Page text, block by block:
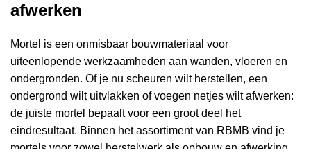
afwerken
Mortel is een onmisbaar bouwmateriaal voor
uiteenlopende werkzaamheden aan wanden, vloeren en
ondergronden. Of je nu scheuren wilt herstellen, een
ondergrond wilt uitvlakken of voegen netjes wilt afwerken:
de juiste mortel bepaalt voor een groot deel het
eindresultaat. Binnen het assortiment van RBMB vind je
mortels voor zowel herstelwerk als opbouw en afwerking.